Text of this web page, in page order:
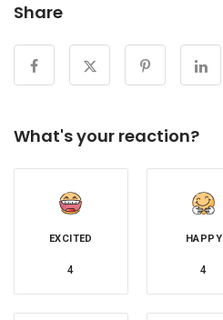
Share
What's your reaction?
EXCITED
4
HAPPY
4